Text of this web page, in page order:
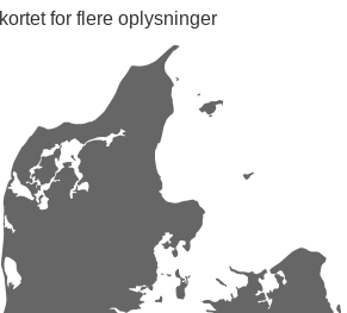
kortet for flere oplysninger